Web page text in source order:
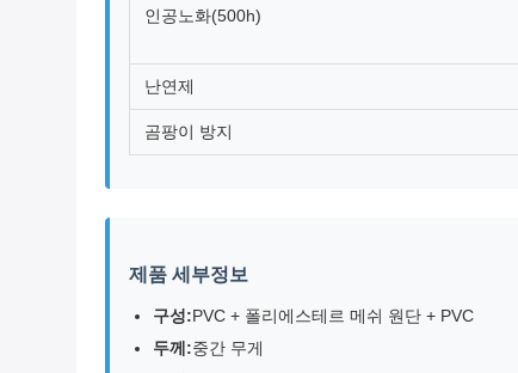
인공노화(500h)
난연제
곰팡이 방지
제품 세부정보
구성:PVC + 폴리에스테르 메쉬 원단 + PVC
두께:중간 무게